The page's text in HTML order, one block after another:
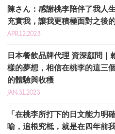
陳さん：感謝桃李陪伴了我人
充實我，讓我更積極面對之後
APR.12,2023
日本餐飲品牌代理 資深顧問｜
樣的夢想，相信在桃李的這三
的體驗與收穫
JAN.31,2023
「在桃李所打下的日文能力明
喻，追根究柢，就是在四年前